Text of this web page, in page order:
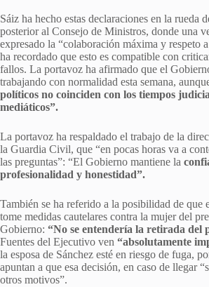
Sáiz ha hecho estas declaraciones en la rueda
posterior al Consejo de Ministros, donde una
expresado la “colaboración máxima y respeto
ha recordado que esto es compatible con
fallos. La portavoz ha afirmado que el
trabajando con normalidad esta semana,
políticos no coinciden con los tiempos
mediáticos”.
La portavoz ha respaldado el trabajo de la
la Guardia Civil, que “en pocas horas va a
las preguntas”: “El Gobierno mantiene la
profesionalidad y honestidad”.
También se ha referido a la posibilidad de que
tome medidas cautelares contra la mujer del
Gobierno: “No se entendería la retirada del
Fuentes del Ejecutivo ven “absolutamente
la esposa de Sánchez esté en riesgo de fuga,
apuntan a que esa decisión, en caso de llegar
otros motivos”.